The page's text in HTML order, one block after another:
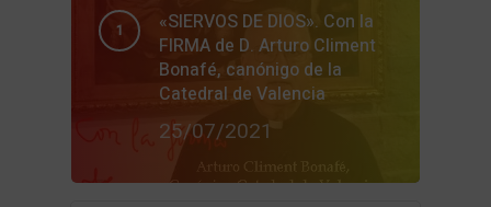
«SIERVOS DE DIOS». Con la
FIRMA de D. Arturo Climent
Bonafé, canónigo de la
Catedral de Valencia
25/07/2021